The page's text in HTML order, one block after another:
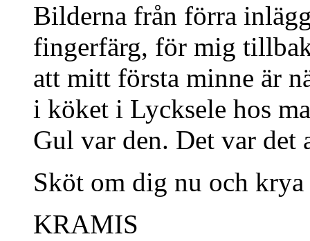
Bilderna från förra
fingerfärg, för mig
att mitt första minne är
i köket i Lycksele hos
Gul var den. Det var
Sköt om dig nu och
KRAMIS